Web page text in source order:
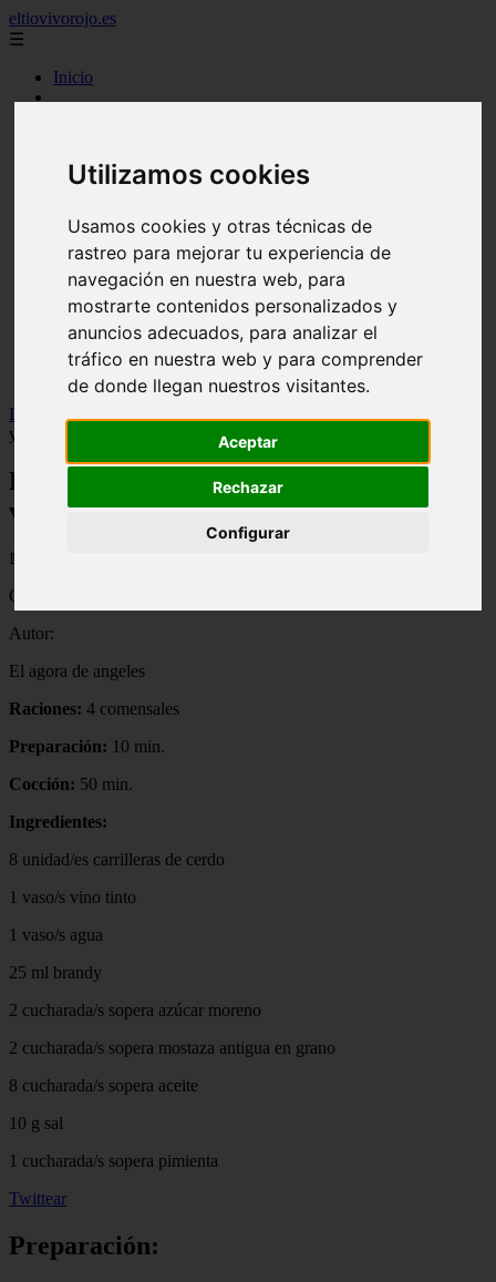
Utilizamos cookies
Usamos cookies y otras técnicas de
rastreo para mejorar tu experiencia de
navegación en nuestra web, para
mostrarte contenidos personalizados y
anuncios adecuados, para analizar el
tráfico en nuestra web y para comprender
de donde llegan nuestros visitantes.
Aceptar
Rechazar
Configurar
eltiovivorojo.es
☰
Inicio
carnes
espana
huevos
mariscos
otros
producto
reposteria
venezuela
verduras
Inicio
y la mostaza
Recetas Cookeo: Carrilleras de cerdo al
vino tinto y la mostaza
📅 13/05/2025
Carrilleras de cerdo al vino tinto y la mostaza
Autor:
El agora de angeles
Raciones: 4 comensales
Preparación: 10 min.
Cocción: 50 min.
Ingredientes:
8 unidad/es carrilleras de cerdo
1 vaso/s vino tinto
1 vaso/s agua
25 ml brandy
2 cucharada/s sopera azúcar moreno
2 cucharada/s sopera mostaza antigua en grano
8 cucharada/s sopera aceite
10 g sal
1 cucharada/s sopera pimienta
Twittear
Preparación: